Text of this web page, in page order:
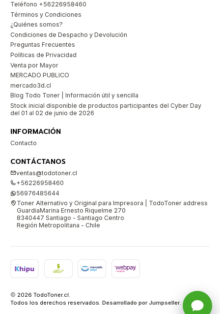
Teléfono +56226958460
Términos y Condiciones
¿Quiénes somos?
Condiciones de Despacho y Devolución
Preguntas Frecuentes
Políticas de Privacidad
Venta por Mayor
MERCADO PUBLICO
mercado3d.cl
Blog Todo Toner | Información útil y sencilla
Stock inicial disponible de productos participantes del Cyber Day
del 01 al 02 de junio de 2026
INFORMACIÓN
Contacto
CONTÁCTANOS
ventas@todotoner.cl
+56226958460
56976485644
Toner Alternativo y Original para Impresora | TodoToner address
GuardiaMarina Ernesto Riquelme 270
8340447 Santiago - Santiago Centro
Región Metropolitana - Chile
2026 TodoToner.cl.
Todos los derechos reservados. Desarrollado por Jumpseller.